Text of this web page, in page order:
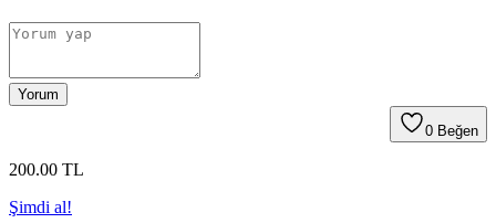
Yorum
0 Beğen
200.00 TL
Şimdi al!